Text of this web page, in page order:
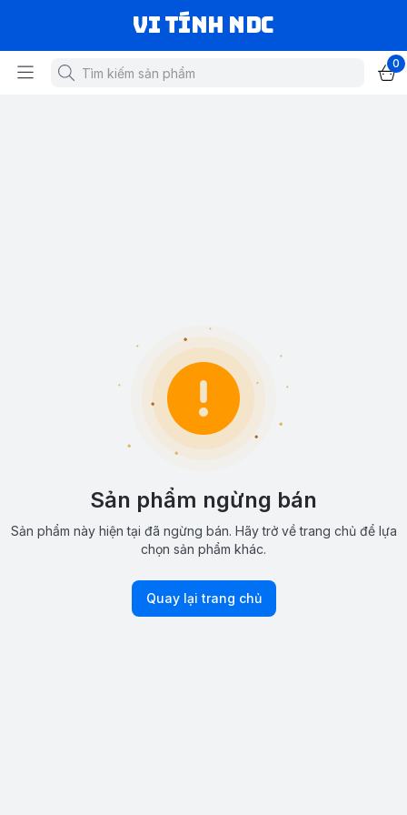
VI TÍNH NDC
0
Sản phẩm ngừng bán
Sản phẩm này hiện tại đã ngừng bán. Hãy trở về trang chủ để lựa
chọn sản phẩm khác.
Quay lại trang chủ